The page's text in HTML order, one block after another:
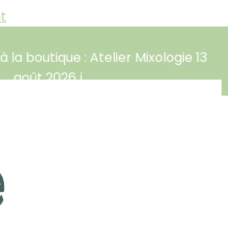
la boutique : Atelier Mixologie 13
août 2026 ℹ️